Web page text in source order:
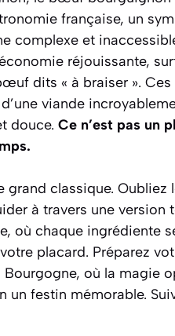
française, un
complexe et
réjouissante,
dits « à braiser ».
viande
douce. Ce n’est pas un
classique. Oubliez
à travers une version
où chaque ingrédiente
placard. Préparez
où la magie
festin mémorable.